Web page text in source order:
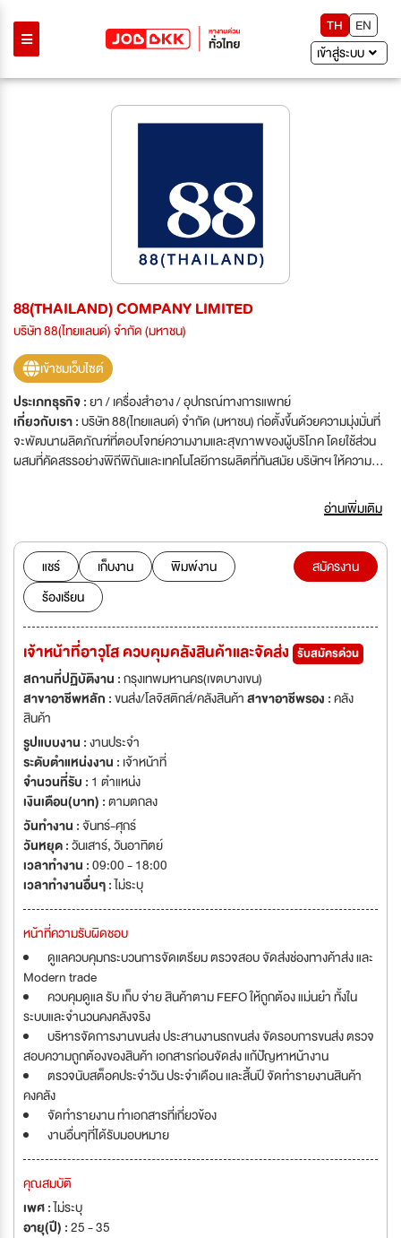
TH
EN
เข้าสู่ระบบ
88(THAILAND) COMPANY LIMITED
บริษัท 88(ไทยแลนด์) จำกัด (มหาชน)
เข้าชมเว็บไซต์
ประเภทธุรกิจ :ยา / เครื่องสำอาง / อุปกรณ์ทางการแพทย์
เกี่ยวกับเรา :บริษัท 88(ไทยแลนด์) จำกัด (มหาชน) ก่อตั้งขึ้นด้วยความมุ่งมั่นที่
จะพัฒนาผลิตภัณฑ์ที่ตอบโจทย์ความงามและสุขภาพของผู้บริโภค โดยใช้ส่วน
ผสมที่คัดสรรอย่างพิถีพิถันและเทคโนโลยีการผลิตที่ทันสมัย บริษัทฯ ให้ความ
ผลิตภัณฑ์ทุกชิ้นที่ส่งมอบถึงมือผู้บริโภคเป็นสิ่งที่ดีที่สุด และสอดคล้องกับความ
ต้องการที่เปลี่ยนแปลงอยู่เสมอ นับตั้งแต่เริ่มต้น บริษัทฯ ได้ขยายสายผลิตภัณฑ์
ภายใต้เครื่องหมายการค้า ver.88 และ LYO ซึ่งได้รับการตอบรับอย่างดีทั้งใน
ประเทศและต่างประเทศ พร้อมพัฒนาและเพิ่มความหลากหลายของผลิตภัณฑ์
อย่างต่อเนื่อง เพื่อส่งมอบคุณค่าที่ดีเยี่ยมให้แก่ผู้บริโภคทุกคน
อ่านเพิ่มเติม
แชร์ เก็บงาน
พิมพ์งาน
ร้องเรียน
สมัครงาน
เจ้าหน้าที่อาวุโส ควบคุมคลังสินค้าและจัดส่ง รับสมัครด่วน
สถานที่ปฏิบัติงาน :กรุงเทพมหานคร(เขตบางเขน)
สาขาอาชีพหลัก :ขนส่ง/โลจิสติกส์/คลังสินค้าสาขาอาชีพรอง :คลัง
สินค้า
รูปแบบงาน :งานประจำ
ระดับตำแหน่งงาน : เจ้าหน้าที่
จำนวนที่รับ : 1 ตำแหน่ง
เงินเดือน(บาท) :ตามตกลง
วันทำงาน :จันทร์-ศุกร์
วันหยุด :วันเสาร์,วันอาทิตย์
เวลาทำงาน :09:00 - 18:00
เวลาทำงานอื่นๆ :ไม่ระบุ
หน้าที่ความรับผิดชอบ
ดูแลควบคุมกระบวนการจัดเตรียม ตรวจสอบ จัดส่งช่องทางค้าส่ง และ
Modern trade
ควบคุมดูแล รับ เก็บ จ่าย สินค้าตาม FEFO ให้ถูกต้อง แม่นยำ ทั้งใน
ระบบและจำนวนคงคลังจริง
บริหารจัดการงานขนส่ง ประสานงานรถขนส่ง จัดรอบการขนส่ง ตรวจ
สอบความถูกต้องของสินค้า เอกสารก่อนจัดส่ง แก้ปัญหาหน้างาน
ตรวจนับสต็อคประจำวัน ประจำเดือน และสิ้นปี จัดทำรายงานสินค้า
คงคลัง
จัดทำรายงาน ทำเอกสารที่เกี่ยวข้อง
งานอื่นๆที่ได้รับมอบหมาย
คุณสมบัติ
เพศ :ไม่ระบุ
อายุ(ปี) :25 - 35